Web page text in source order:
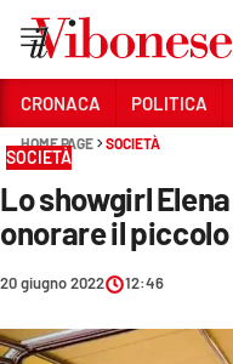
Sezioni
CRONACA
POLITICA
SANITÀ
AMBIENTE
CRONACA POLITICA
HOME PAGE SOCIETÀ
SOCIETÀ
Lo showgirl
onorare il
20 giugno 2022 12:46